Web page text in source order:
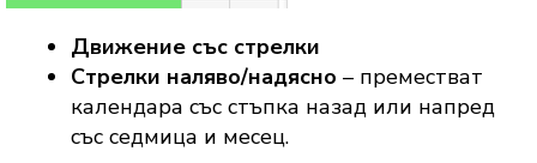
Движение със стрелки
Стрелки наляво/надясно – преместват
календара със стъпка назад или напред
със седмица и месец.